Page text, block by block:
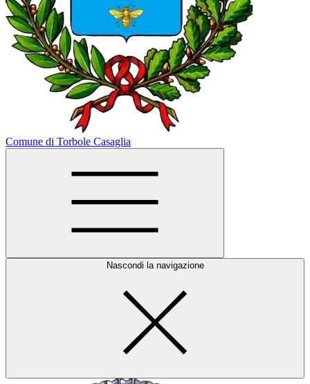
Comune di Torbole Casaglia
Nascondi la navigazione